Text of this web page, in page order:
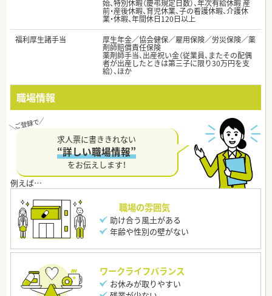
始、特別休暇（慶弔規定日数）、年次有給休暇 産
前・産後休暇、育児休業、子の看護休暇、介護休
業・休暇、年間休日120日以上
福利厚生諸手当
厚生年金／協会健保／雇用保険／労災保険／薬
剤師賠償責任保険
薬剤師手当、出産祝い金（従業員、またその配偶
者が出産したときは第三子に限り30万円を支
給）、ほか
職場情報
求人票に書ききれない
“詳しい職場情報”
をお伝えします！
職場の雰囲気
助け合う風土がある
年齢や性別の壁がない
ワークライフバランス
お休みが取りやすい